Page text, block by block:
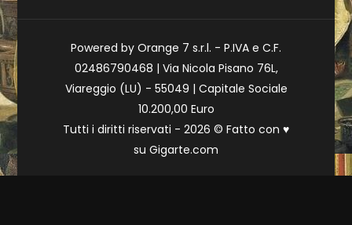
Powered by Orange 7 s.r.l. - P.IVA e C.F.
02486790468 | Via Nicola Pisano 76L,
Viareggio (LU) - 55049 | Capitale Sociale
10.200,00 Euro
Tutti i diritti riservati - 2026 © Fatto con ♥
su Gigarte.com